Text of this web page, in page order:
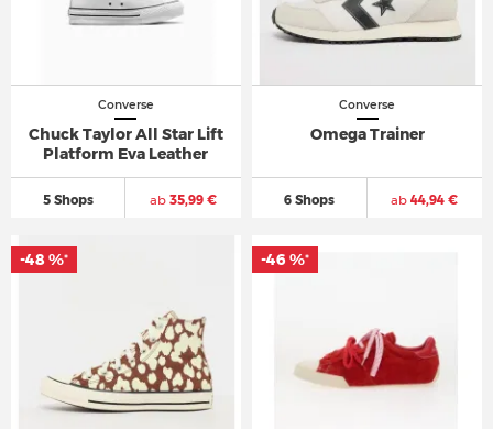
Converse
Chuck Taylor All Star Lift
Platform Eva Leather
5 Shops ab35,99 €
Converse
Omega Trainer
6 Shops ab 44,94 €
-48 %* -46 %*